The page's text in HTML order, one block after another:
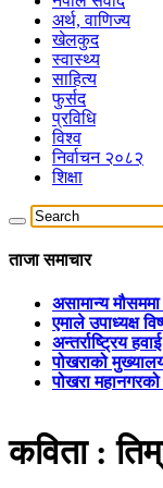
अर्थ, वाणिज्य
खेलकुद
स्वास्थ्य
साहित्य
फुर्सद
प्रविधि
विश्व
निर्वाचन २०८२
शिक्षा
ताजा समाचार
असामान्य
एमाले उपाध्यक्ष
अन्तर्राष्ट्रिय
पोखराको
पोखरा
कविता :